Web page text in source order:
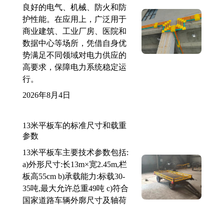
良好的电气、机械、防火和防
护性能。在应用上，广泛用于
商业建筑、工业厂房、医院和
数据中心等场所，凭借自身优
势满足不同领域对电力供应的
高要求，保障电力系统稳定运
行。
2026年8月4日
13米平板车的标准尺寸和载重
参数
13米平板车主要技术参数包括:
a)外形尺寸:长13m×宽2.45m,栏
板高55cm b)承载能力:标载30-
35吨,最大允许总重49吨 c)符合
国家道路车辆外廓尺寸及轴荷